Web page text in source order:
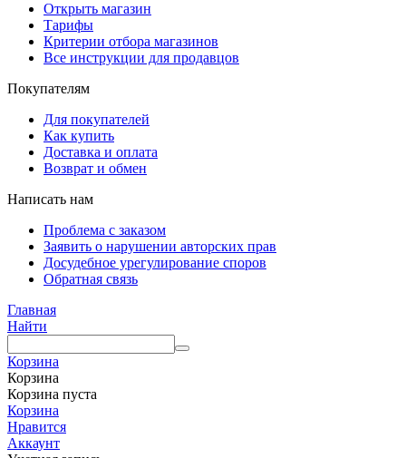
Открыть магазин
Тарифы
Критерии отбора магазинов
Все инструкции для продавцов
Покупателям
Для покупателей
Как купить
Доставка и оплата
Возврат и обмен
Написать нам
Проблема с заказом
Заявить о нарушении авторских прав
Досудебное урегулирование споров
Обратная связь
Главная
Найти
Корзина
Корзина
Корзина пуста
Корзина
Нравится
Аккаунт